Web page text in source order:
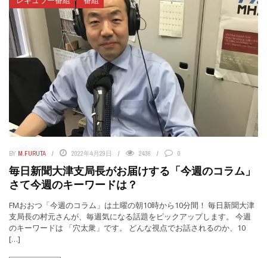
BY M.FURUTA 2022年4月29日 2436 0
毎日新聞大津支局長がお届けする「今週のコラム」
さて今週のキーワードは？
FMおおつ「今週のコラム」は土曜の朝10時から10分間！ 毎日新聞大津
支局長の村元さんが、毎週気になる話題をピックアップします。 今週
のキーワードは 「穴太衆」です。 どんな視点でお話されるのか、10
[…]